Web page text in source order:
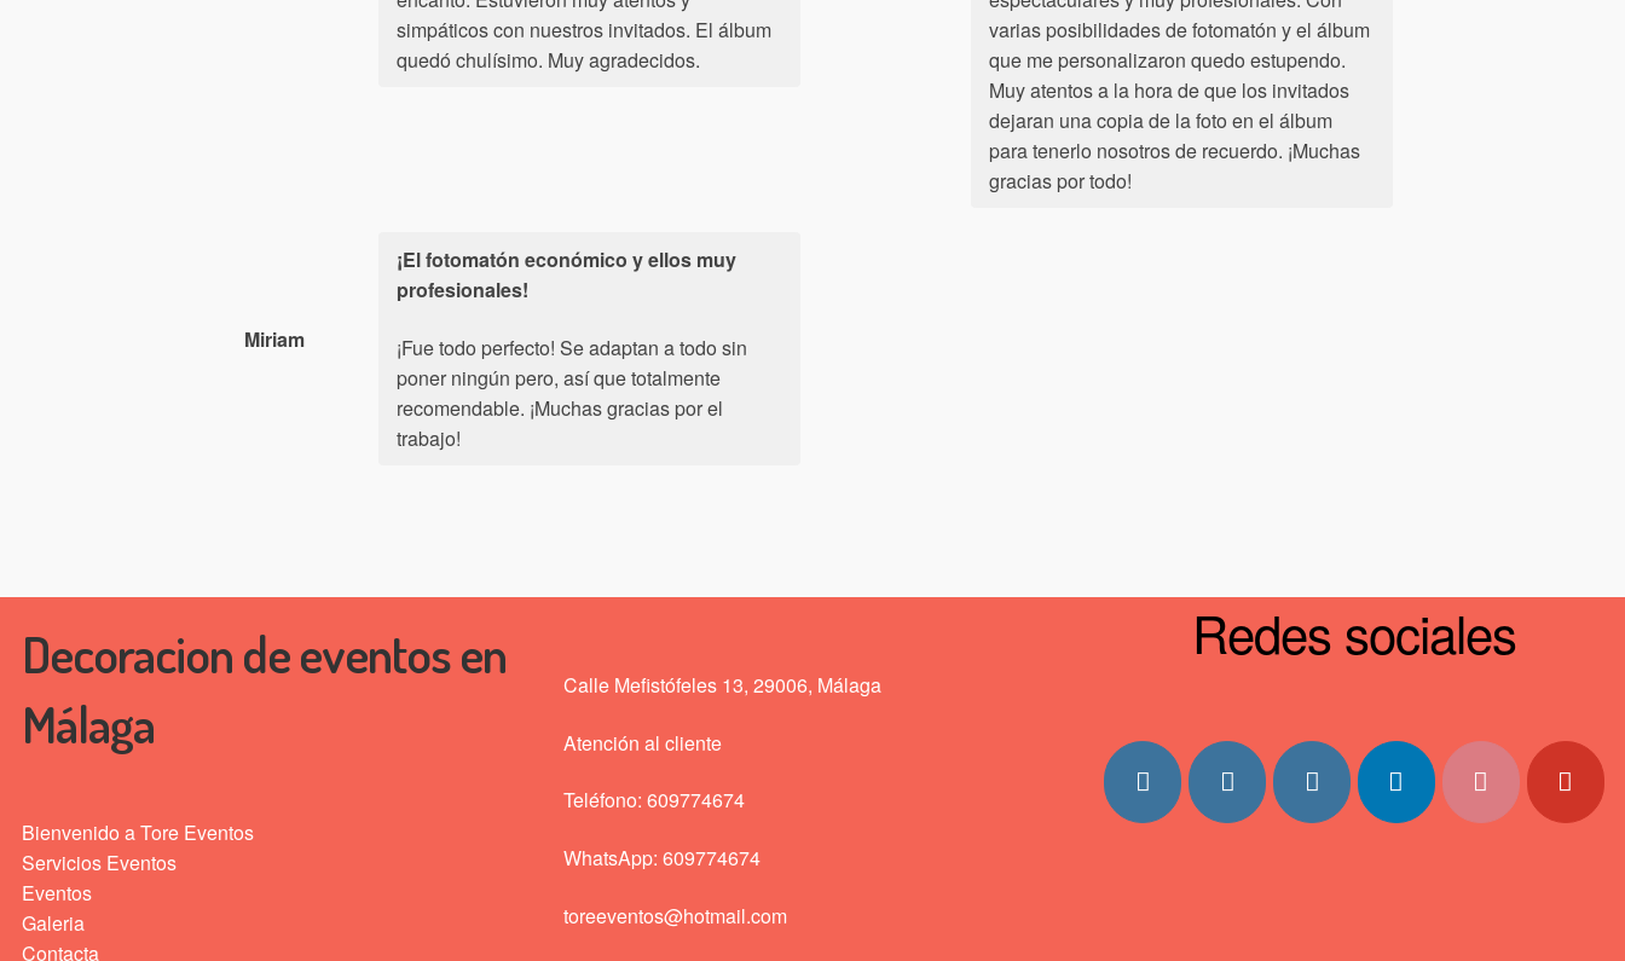
simpáticos con nuestros invitados. El álbum
quedó chulísimo. Muy agradecidos.
varias posibilidades de fotomatón y el álbum
que me personalizaron quedo estupendo.
Muy atentos a la hora de que los invitados
dejaran una copia de la foto en el álbum
para tenerlo nosotros de recuerdo. ¡Muchas
gracias por todo!
Miriam
¡El fotomatón económico y ellos muy
profesionales!
¡Fue todo perfecto! Se adaptan a todo sin
poner ningún pero, así que totalmente
recomendable. ¡Muchas gracias por el
trabajo!
Decoracion de eventos en
Málaga
Bienvenido a Tore Eventos
Servicios Eventos
Eventos
Galeria
Contacta
Calle Mefistófeles 13, 29006, Málaga
Atención al cliente
Teléfono: 609774674
WhatsApp: 609774674
toreeventos@hotmail.com
Redes sociales